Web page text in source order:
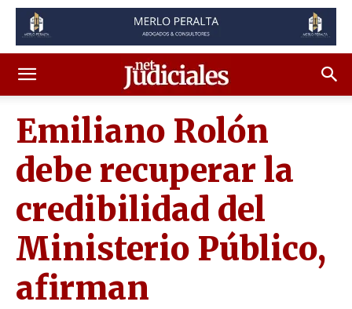
Emiliano Rolón
debe recuperar la
credibilidad del
Ministerio Público,
afirman